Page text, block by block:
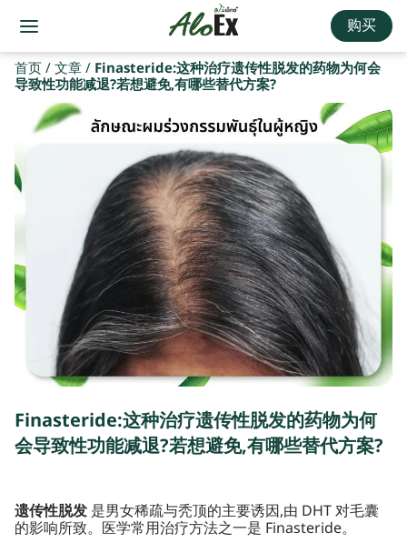
购买
首页/文章/ Finasteride:这种治疗遗传性脱发的药物为何会
导致性功能减退?若想避免,有哪些替代方案?
Finasteride:这种治疗遗传性脱发的药物为何
会导致性功能减退?若想避免,有哪些替代方案?
遗传性脱发是男女稀疏与秃顶的主要诱因,由 DHT 对毛囊
的影响所致。医学常用治疗方法之一是 Finasteride。